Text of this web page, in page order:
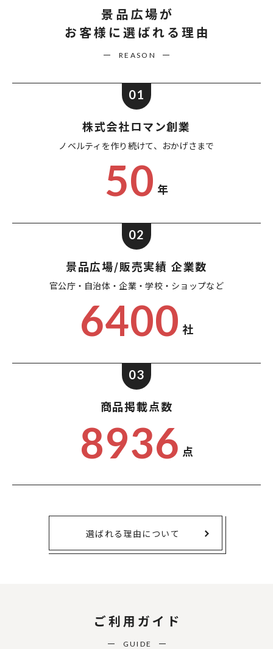
景品広場が
お客様に選ばれる理由
REASON
01
株式会社ロマン創業
ノベルティを作り続けて、 おかげさまで
50 年
02
景品広場/販売実績 企業数
官公庁・自治体・企業・学校・ショップなど
6400 社
03
商品掲載点数
8936 点
選ばれる理由について
ご利用ガイド
GUIDE